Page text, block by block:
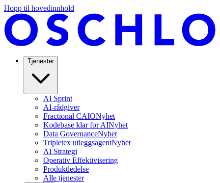
Hopp til hovedinnhold
Tjenester
AI Sprint
AI-rådgiver
Fractional CAIONyhet
Kodebase klar for AINyhet
Data GovernanceNyhet
Tripletex utleggsagentNyhet
AI Strategi
Operativ Effektivisering
Produktledelse
Alle tjenester